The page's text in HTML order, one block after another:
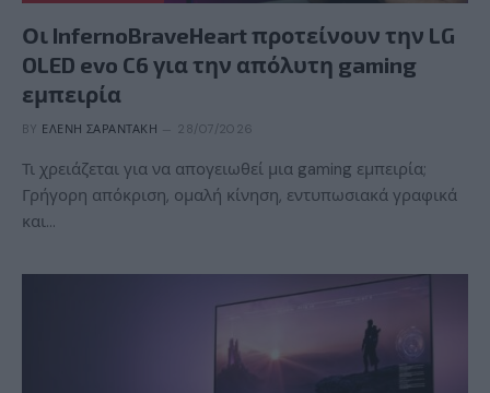
Οι InfernoBraveHeart προτείνουν την LG
OLED evo C6 για την απόλυτη gaming
εμπειρία
BY ΕΛΈΝΗ ΣΑΡΑΝΤΆΚΗ 28/07/2026
Τι χρειάζεται για να απογειωθεί μια gaming εμπειρία;
Γρήγορη απόκριση, ομαλή κίνηση, εντυπωσιακά γραφικά
και…